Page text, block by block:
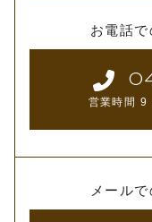
お電話
営業時間 9
メール